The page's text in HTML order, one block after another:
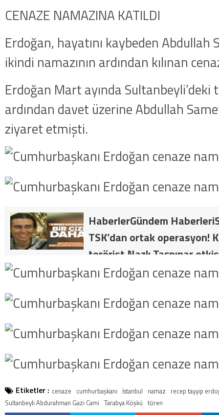
CENAZE NAMAZINA KATILDI
Erdoğan, hayatını kaybeden Abdullah
ikindi namazının ardından kılınan
Erdoğan Mart ayında Sultanbeyli’deki
ardından davet üzerine Abdullah
ziyaret etmişti.
HaberlerGündem
TSK’dan ortak operasyon!
terörist Nazlı Taşpınar
dakika: MİT ve TSK’dan
getirildi .
Etiketler : cenaze cumhurbaşkanı İstanbul namaz recep tayyip
Sultanbeyli Abdurahman Gazi Cami Tarabya Köşkü tören